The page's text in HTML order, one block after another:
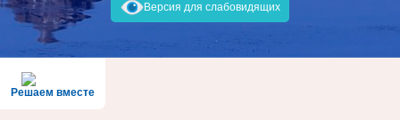
Версия для слабовидящих
Решаем вместе